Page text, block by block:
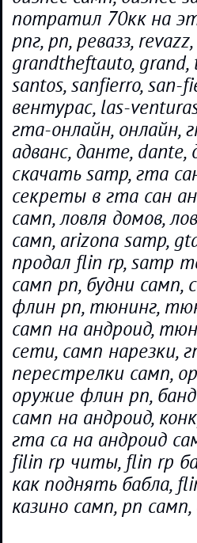
потратил 70кк на
рпг, рп, ревазз,
grandtheftauto, grand,
santos, sanfierro, san-
вентурас, las-
гта-онлайн, онлайн,
адванс, данте,
скачать samp, гта
секреты в гта сан
самп, ловля домов,
самп, arizona samp,
продал flin rp, samp
самп рп, будни самп,
флин рп, тюнинг,
самп на андроид,
сети, самп нарезки,
перестрелки самп,
оружие флин рп,
самп на андроид,
гта са на андроид
filin rp читы, flin rp
как поднять бабла,
казино самп, рп самп,